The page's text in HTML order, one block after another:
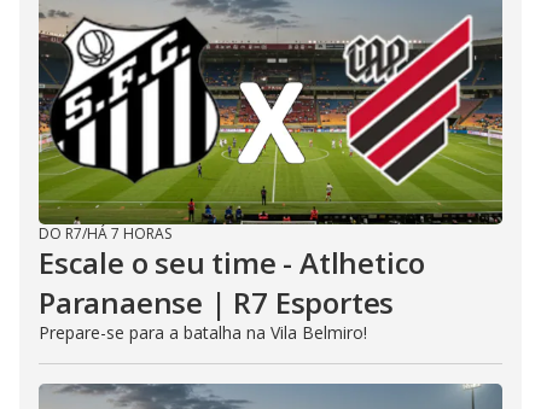
DO R7/HÁ 7 HORAS
Escale o seu time - Atlhetico
Paranaense | R7 Esportes
Prepare-se para a batalha na Vila Belmiro!